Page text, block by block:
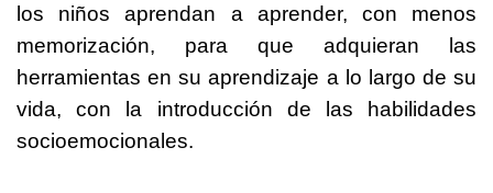
los niños aprendan a aprender, con menos
memorización, para que adquieran las
herramientas en su aprendizaje a lo largo de su
vida, con la introducción de las habilidades
socioemocionales.